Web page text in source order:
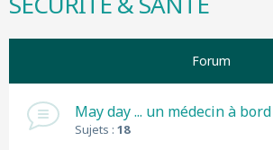
Forum
May day ... un médecin à bord
Sujets : 18